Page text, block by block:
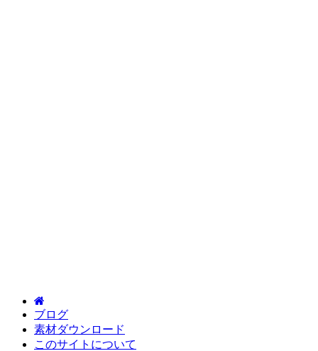
ブログ
素材ダウンロード
このサイトについて